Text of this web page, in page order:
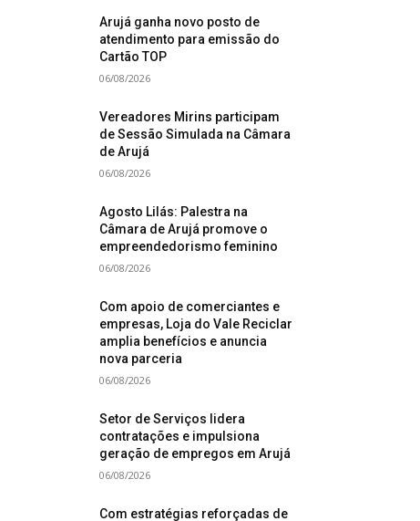
Arujá ganha novo posto de
atendimento para emissão do
Cartão TOP
06/08/2026
Vereadores Mirins participam
de Sessão Simulada na Câmara
de Arujá
06/08/2026
Agosto Lilás: Palestra na
Câmara de Arujá promove o
empreendedorismo feminino
06/08/2026
Com apoio de comerciantes e
empresas, Loja do Vale Reciclar
amplia benefícios e anuncia
nova parceria
06/08/2026
Setor de Serviços lidera
contratações e impulsiona
geração de empregos em Arujá
06/08/2026
Com estratégias reforçadas de